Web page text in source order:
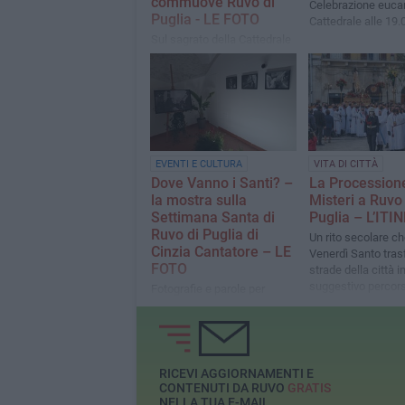
Puglia - LE FOTO
la città si ferma davanti al
dolore e alla speranza
Celebrazione
Cattedrale alle
EVENTI E CULTURA
Dove Vanno i Santi? –
la mostra sulla
Settimana Santa di
Ruvo di Puglia di
Cinzia Cantatore – LE
FOTO
raccontare una tradizione
che pulsa nel cuore di una
città devota
VITA DI CITTÀ
La
Misteri a
Puglia –
Un rito secolare
Venerdì Santo
strade della città
RICEVI AGGIORNAMENTI E
CONTENUTI DA RUVO GRATIS